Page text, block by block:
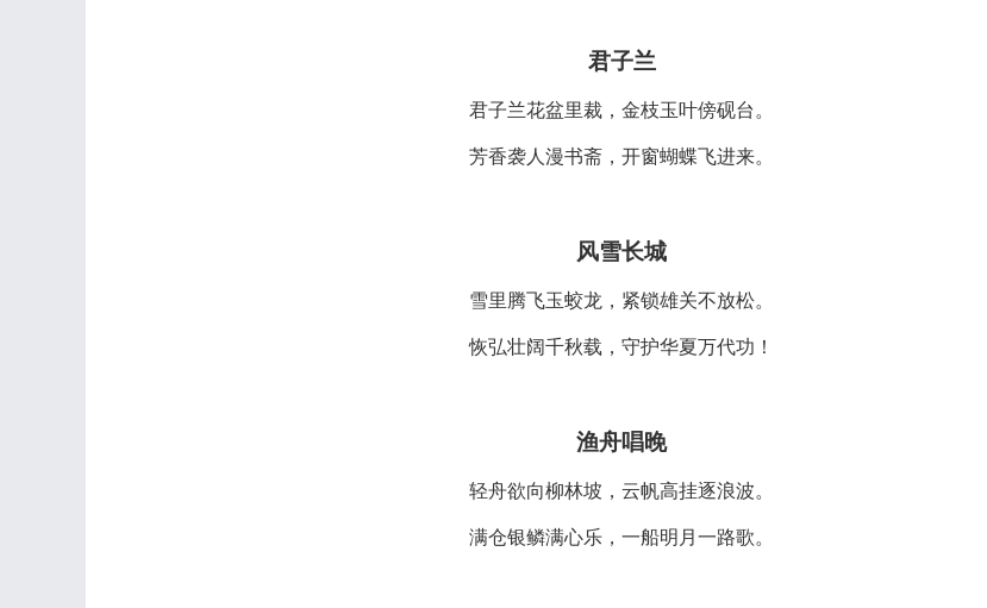
君子兰
君子兰花盆里裁，金枝玉叶傍砚台。
芳香袭人漫书斋，开窗蝴蝶飞进来。
风雪长城
雪里腾飞玉蛟龙，紧锁雄关不放松。
恢弘壮阔千秋载，守护华夏万代功！
渔舟唱晚
轻舟欲向柳林坡，云帆高挂逐浪波。
满仓银鳞满心乐，一船明月一路歌。